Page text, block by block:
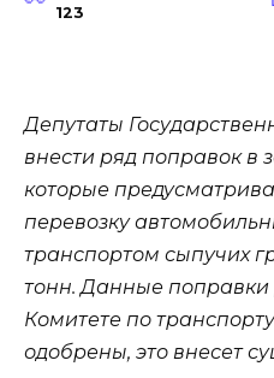
123
Депутаты
внести ряд поправок в
которые
перевозку
транспортом сыпучих
тонн. Данные
Комитете по
одобрены, это внесет